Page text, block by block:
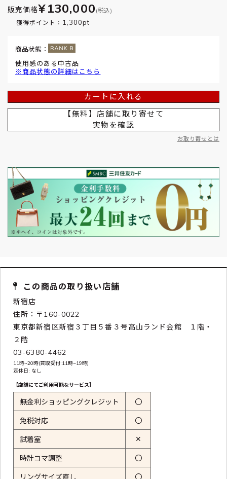
販売価格¥130,000 (税込)
獲得ポイント： 1,300pt
商品状態：
使用感のある中古品
※商品状態の詳細はこちら
カートに入れる
【無料】店舗に取り寄せて
実物を確認
お取り寄せとは
この商品の取り扱い店舗
新宿店
住所：〒160-0022
東京都新宿区新宿３丁目５番３号高山ランド会館 １階・
２階
03-6380-4462
11時~20時(買取受付:11時~19時)
定休日: なし
【店舗にてご利用可能なサービス】
無金利ショッピングクレジット 〇
免税対応 〇
試着室 ✕
時計コマ調整 〇
リングサイズ直し 〇